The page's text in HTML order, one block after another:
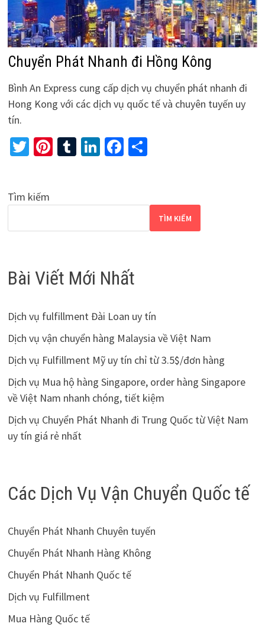
Chuyển Phát Nhanh đi Hồng Kông
Bình An Express cung cấp dịch vụ chuyển phát nhanh đi
Hong Kong với các dịch vụ quốc tế và chuyên tuyến uy
tín.
Twitter
Pinterest
Tumblr
LinkedIn
Facebook
Share
Tìm kiếm
TÌM KIẾM
Bài Viết Mới Nhất
Dịch vụ fulfillment Đài Loan uy tín
Dịch vụ vận chuyển hàng Malaysia về Việt Nam
Dịch vụ Fulfillment Mỹ uy tín chỉ từ 3.5$/đơn hàng
Dịch vụ Mua hộ hàng Singapore, order hàng Singapore
về Việt Nam nhanh chóng, tiết kiệm
Dịch vụ Chuyển Phát Nhanh đi Trung Quốc từ Việt Nam
uy tín giá rẻ nhất
Các Dịch Vụ Vận Chuyển Quốc tế
Chuyển Phát Nhanh Chuyên tuyến
Chuyển Phát Nhanh Hàng Không
Chuyển Phát Nhanh Quốc tế
Dịch vụ Fulfillment
Mua Hàng Quốc tế